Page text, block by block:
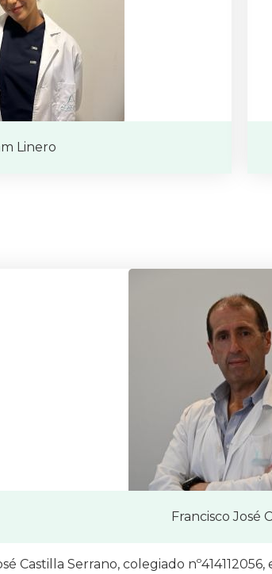
Linero
Francisco José
Castilla Serrano, colegiado